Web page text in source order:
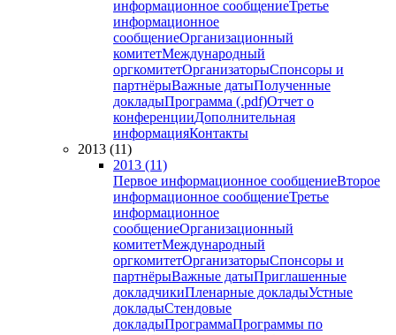
информационное сообщениеТретье
информационное
сообщениеОрганизационный
комитетМеждународный
оргкомитетОрганизаторыСпонсоры и
партнёрыВажные датыПолученные
докладыПрограмма (.pdf)Отчет о
конференцииДополнительная
информацияКонтакты
2013 (11)
2013 (11)
Первое информационное сообщениеВторое
информационное сообщениеТретье
информационное
сообщениеОрганизационный
комитетМеждународный
оргкомитетОрганизаторыСпонсоры и
партнёрыВажные датыПриглашенные
докладчикиПленарные докладыУстные
докладыСтендовые
докладыПрограммаПрограммы по